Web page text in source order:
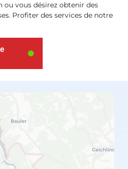
ou vous désirez obtenir des
Profiter des services de notre